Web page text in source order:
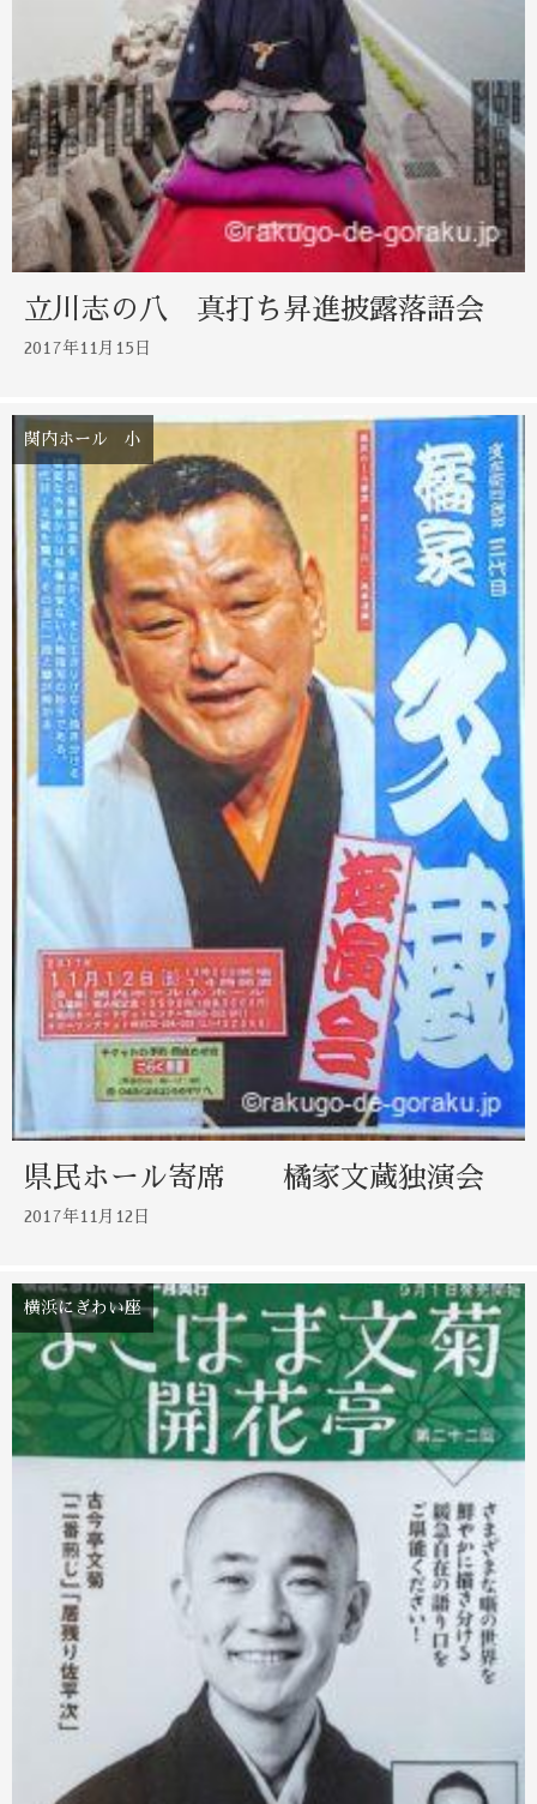
立川志の八 真打ち昇進披露落語会
2017年11月15日
関内ホール 小
県民ホール寄席 橘家文蔵独演会
2017年11月12日
横浜にぎわい座